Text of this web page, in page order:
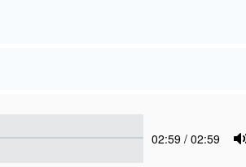
Current
02:59 / 02:59